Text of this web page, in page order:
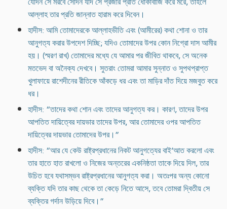
আল্লাহ তার প্রতি জান্নাত হারাম করে দিবেন।
হাদীস: আমি তোমাদেরকে আল্লাহভীতি এবং (আমীরের) কথা শোনা ও তার
আনুগত্য করার উপদেশ দিচ্ছি; যদিও তোমাদের উপর কোন নিগ্রো দাস আমীর
হয়। (স্মরণ রাখ) তোমাদের মধ্যে যে আমার পর জীবিত থাকবে, সে অনেক
মতভেদ বা অনৈক্য দেখবে। সুতরাং তোমরা আমার সুন্নাত ও সুপথপ্রাপ্ত
খুলাফায়ে রাশেদীনের রীতিকে আঁকড়ে ধর এবং তা মাড়ির দাঁত দিয়ে মজবুত করে
ধর।
হাদীস: “তাদের কথা শোন এবং তাদের আনুগত্য কর। কারণ, তাদের উপর
আপতিত দায়িত্বের দায়ভার তাদের উপর, আর তোমাদের ওপর আপতিত
দায়িত্বের দায়ভার তোমাদের উপর।”
হাদীস: “আর যে কেউ রাষ্ট্রপ্রধানের নিকট আনুগত্যের বাই‘আত করলো এবং
তার হাতে হাত রাখলো ও নিজের অন্তরের একনিষ্ঠতা তাকে দিয়ে দিল, তার
উচিত হবে যথাসম্ভব রাষ্ট্রপ্রধানের আনুগত্য করা। অতঃপর অন্য কোনো
ব্যক্তি যদি তার কাছ থেকে তা কেড়ে নিতে আসে, তবে তোমরা দ্বিতীয় সে
ব্যক্তির গর্দান উড়িয়ে দিবে।”